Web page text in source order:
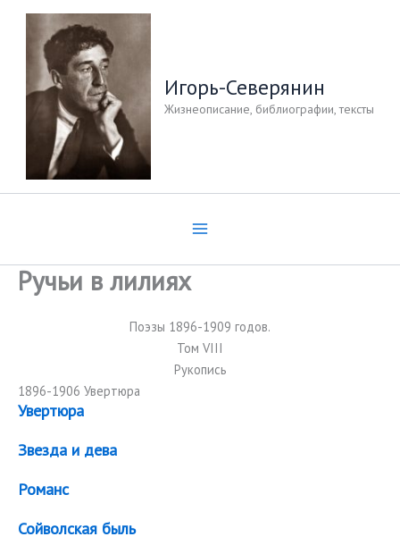
Перейти
содержимому
Игорь-Северянин
Жизнеописание, библиографии, тексты
Ручьи в лилиях
Поэзы 1896-1909 годов.
Том VIII
Рукопись
1896-1906 Увертюра
Увертюра
Звезда и дева
Романс
Сойволская быль